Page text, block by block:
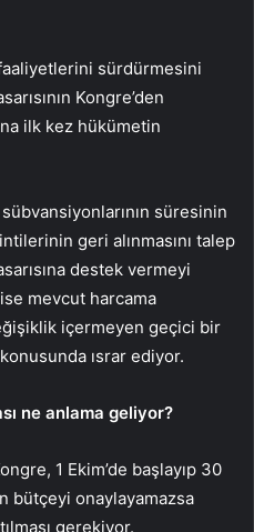
sürdürmesini
Kongre’den
ilk kez hükümetin
süresinin
geri alınmasını talep
destek vermeyi
mevcut harcama
içermeyen geçici bir
ısrar ediyor.
ne anlama geliyor?
1 Ekim’de başlayıp 30
bütçeyi onaylayamazsa
gerekiyor.